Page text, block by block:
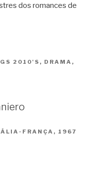
dos romances de
2010'S , DRAMA ,
FRANÇA, 1967